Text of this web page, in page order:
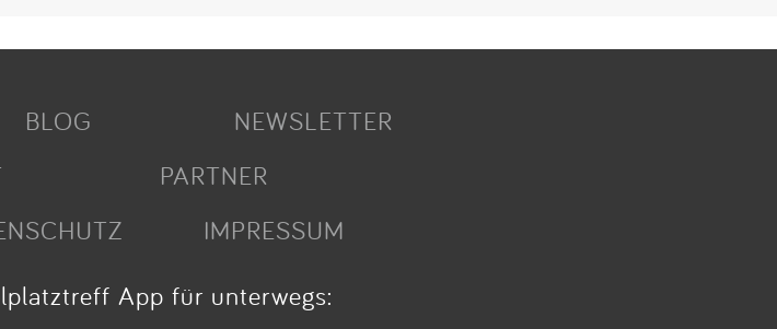
BLOG
NEWSLETTER
PARTNER
IMPRESSUM
App für unterwegs: